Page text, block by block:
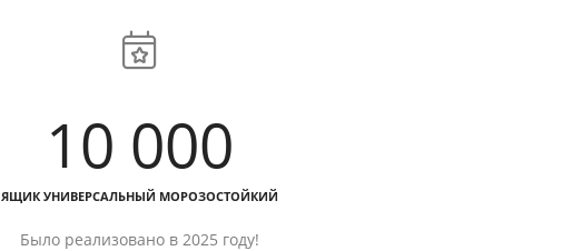
10 000
ЯЩИК УНИВЕРСАЛЬНЫЙ МОРОЗОСТОЙКИЙ
Было реализовано в 2025 году!